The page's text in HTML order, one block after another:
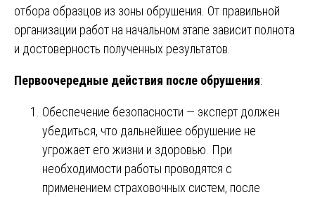
отбора образцов из зоны обрушения. От правильной
организации работ на начальном этапе зависит полнота
и достоверность полученных результатов.
Первоочередные действия после обрушения:
Обеспечение безопасности — эксперт должен
убедиться, что дальнейшее обрушение не
угрожает его жизни и здоровью. При
необходимости работы проводятся с
применением страховочных систем, после